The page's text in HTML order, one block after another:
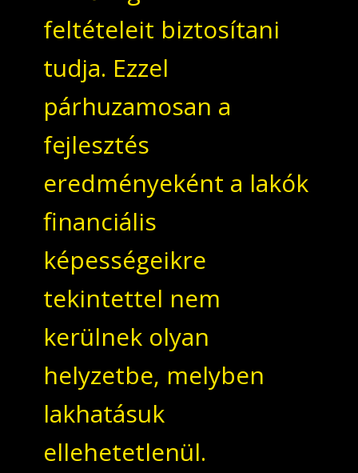
feltételeit biztosítani
tudja. Ezzel
párhuzamosan a
fejlesztés
eredményeként a lakók
financiális
képességeikre
tekintettel nem
kerülnek olyan
helyzetbe, melyben
lakhatásuk
ellehetetlenül.